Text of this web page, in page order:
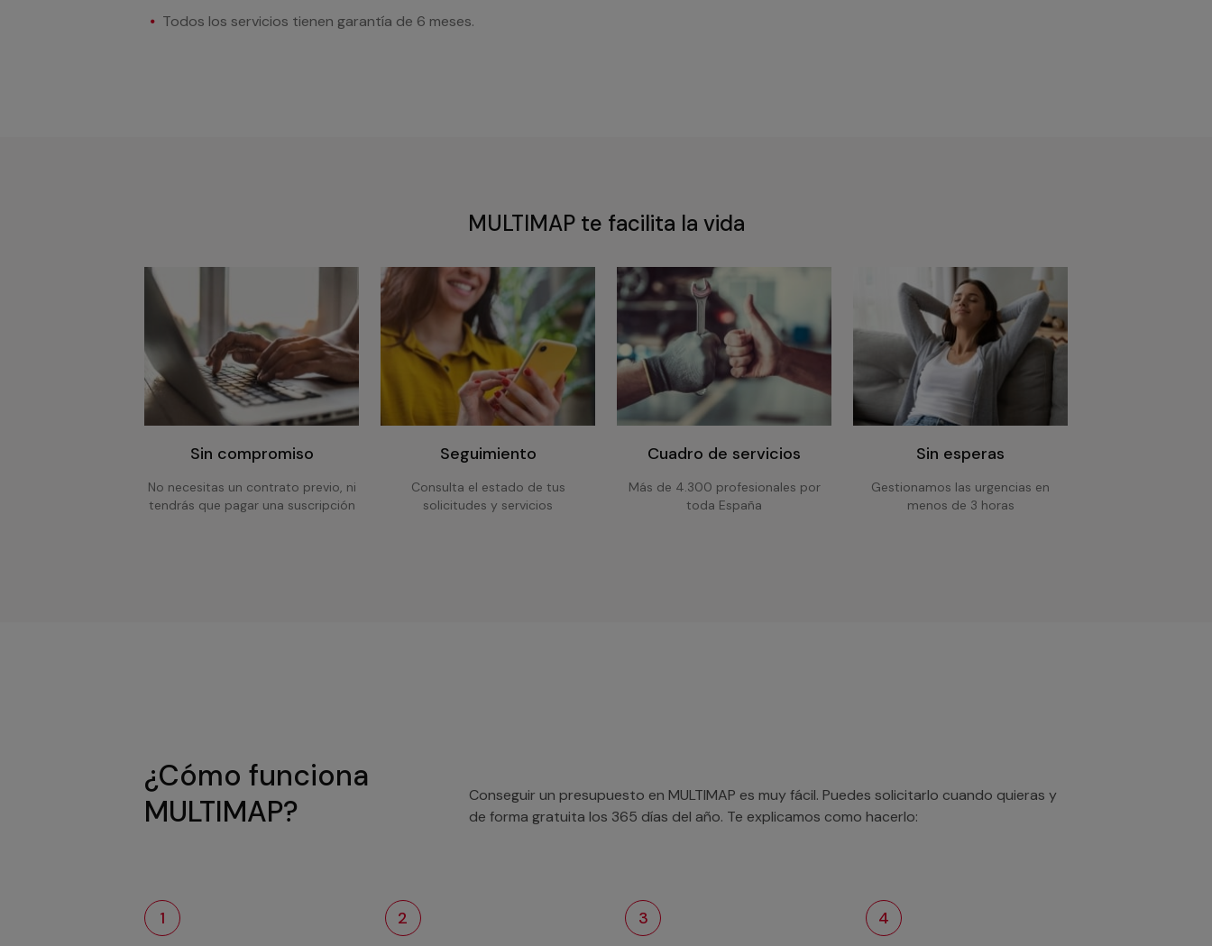
Todos los servicios tienen garantía de 6 meses.
MULTIMAP te facilita la vida
Sin compromiso
No necesitas un contrato previo, ni
tendrás que pagar una suscripción
Seguimiento
Consulta el estado de tus
solicitudes y servicios
Cuadro de servicios
Más de 4.300 profesionales por
toda España
Sin esperas
Gestionamos las urgencias en
menos de 3 horas
¿Cómo funciona
MULTIMAP?
Conseguir un presupuesto en MULTIMAP es muy fácil. Puedes solicitarlo cuando quieras y
de forma gratuita los 365 días del año. Te explicamos como hacerlo:
1 2 3 4